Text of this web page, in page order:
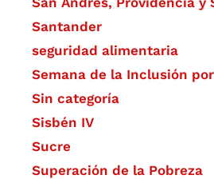
Santander
seguridad alimentaria
Semana de la Inclusión
Sin categoría
Sisbén IV
Sucre
Superación de la Pobreza